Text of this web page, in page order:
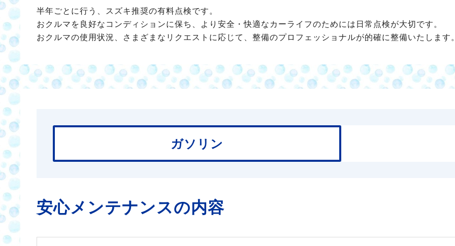
半年ごとに行う、スズキ推奨の有料点検です。
おクルマを良好なコンディションに保ち、より安全・快適なカーライフのためには日常点検が大切です。
おクルマの使用状況、さまざまなリクエストに応じて、整備のプロフェッショナルが的確に整備いたします
ガソリン
安心メンテナンスの内容